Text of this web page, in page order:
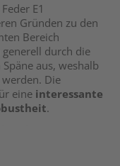
E1
Gründen zu den
Bereich
generell durch die
aus, weshalb
Die
eine interessante
.